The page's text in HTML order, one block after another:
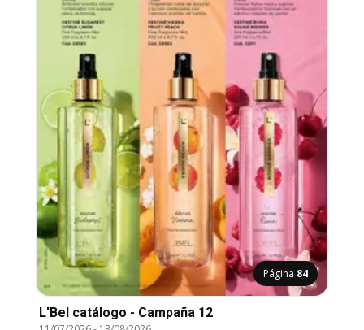
Página 84
L'Bel catálogo - Campaña 12